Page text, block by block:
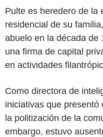
Pulte es heredero de la
residencial de su
abuelo en la década de
una firma de capital
en actividades
Como directora de
iniciativas que
la politización de la
embargo, estuvo